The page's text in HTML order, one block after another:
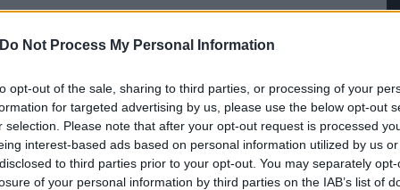
Do Not Process My Personal Information
opt-out of the sale, sharing to third parties, or processing of your
for targeted advertising by us, please use the below opt-out
selection. Please note that after your opt-out request is processed
interest-based ads based on personal information utilized by us
to third parties prior to your opt-out. You may separately
of your personal information by third parties on the IAB’s list of
felújításához az állam 50 millió forinttal
szolgálni, attól függetlenül, mekkora
és nemzetiségi kapcsolatokért felelős
felújításához a kormány 50 millió forinttal